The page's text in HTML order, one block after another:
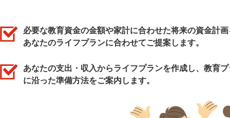
必要な教育資金の金額や家計に合わせた将来の資金計
あなたのライフプランに合わせてご提案します。
あなたの支出・収入からライフプランを作成し、教育
に沿った準備方法をご案内します。